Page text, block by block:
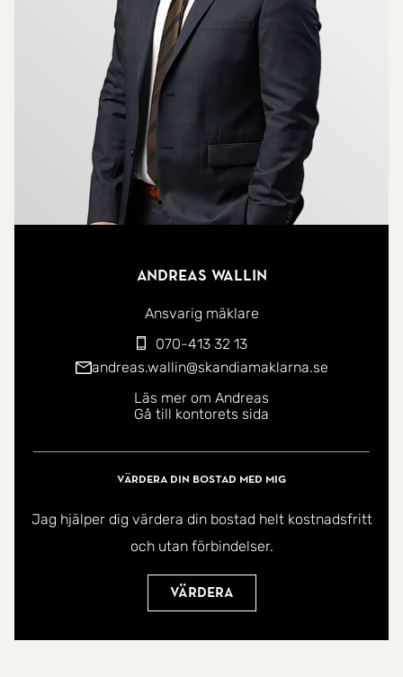
möjligheter. Här kan du anlägga odlingar, planera
en blomstrande trädgård eller skapa en plats för
barnens lek och familjens samvaro. På tomten
finns även ett fristående garage och som erbjuder
goda förvaringsmöjligheter.
Andreas Wallin
Ansvarig mäklare
070-413 32 13
andreas.wallin@skandiamaklarna.se
Läs mer om Andreas
Gå till kontorets sida
Värdera din bostad med mig
Jag hjälper dig värdera din bostad helt kostnadsfritt
och utan förbindelser.
Värdera